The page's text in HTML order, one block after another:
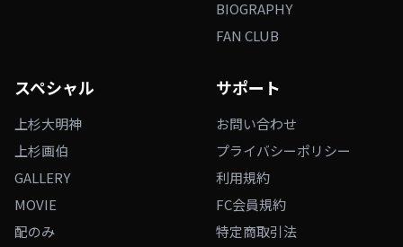
BIOGRAPHY
FAN CLUB
スペシャル
上杉大明神
上杉画伯
GALLERY
MOVIE
配のみ
サポート
お問い合わせ
プライバシーポリシー
利用規約
FC会員規約
特定商取引法